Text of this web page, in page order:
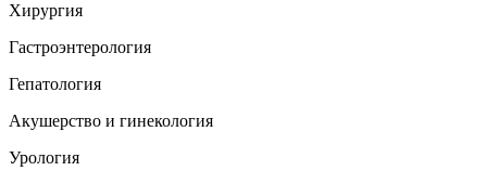
Хирургия
Гастроэнтерология
Гепатология
Акушерство и гинекология
Урология